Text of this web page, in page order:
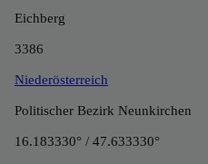
Eichberg
3386
Niederösterreich
Politischer Bezirk Neunkirchen
16.183330° / 47.633330°